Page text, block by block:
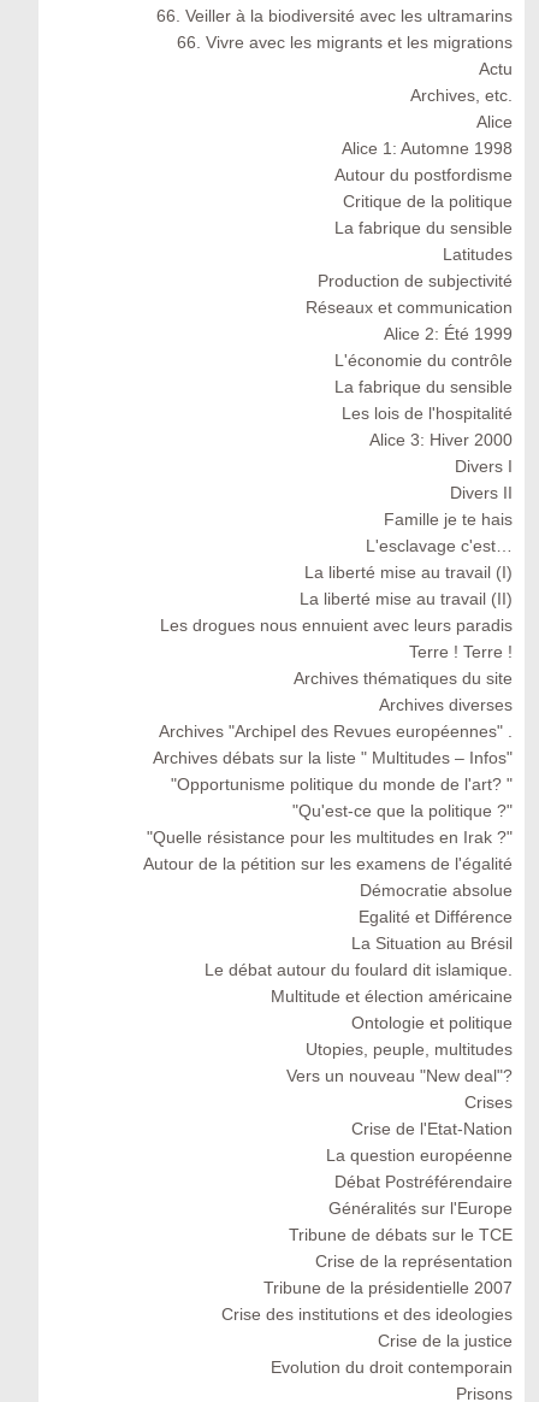
66. Veiller à la biodiversité avec les ultramarins
66. Vivre avec les migrants et les migrations
Actu
Archives, etc.
Alice
Alice 1: Automne 1998
Autour du postfordisme
Critique de la politique
La fabrique du sensible
Latitudes
Production de subjectivité
Réseaux et communication
Alice 2: Été 1999
L'économie du contrôle
La fabrique du sensible
Les lois de l'hospitalité
Alice 3: Hiver 2000
Divers I
Divers II
Famille je te hais
L'esclavage c'est…
La liberté mise au travail (I)
La liberté mise au travail (II)
Les drogues nous ennuient avec leurs paradis
Terre ! Terre !
Archives thématiques du site
Archives diverses
Archives "Archipel des Revues européennes" .
Archives débats sur la liste " Multitudes – Infos"
"Opportunisme politique du monde de l'art? "
"Qu'est-ce que la politique ?"
"Quelle résistance pour les multitudes en Irak ?"
Autour de la pétition sur les examens de l'égalité
Démocratie absolue
Egalité et Différence
La Situation au Brésil
Le débat autour du foulard dit islamique.
Multitude et élection américaine
Ontologie et politique
Utopies, peuple, multitudes
Vers un nouveau "New deal"?
Crises
Crise de l'Etat-Nation
La question européenne
Débat Postréférendaire
Généralités sur l'Europe
Tribune de débats sur le TCE
Crise de la représentation
Tribune de la présidentielle 2007
Crise des institutions et des ideologies
Crise de la justice
Evolution du droit contemporain
Prisons